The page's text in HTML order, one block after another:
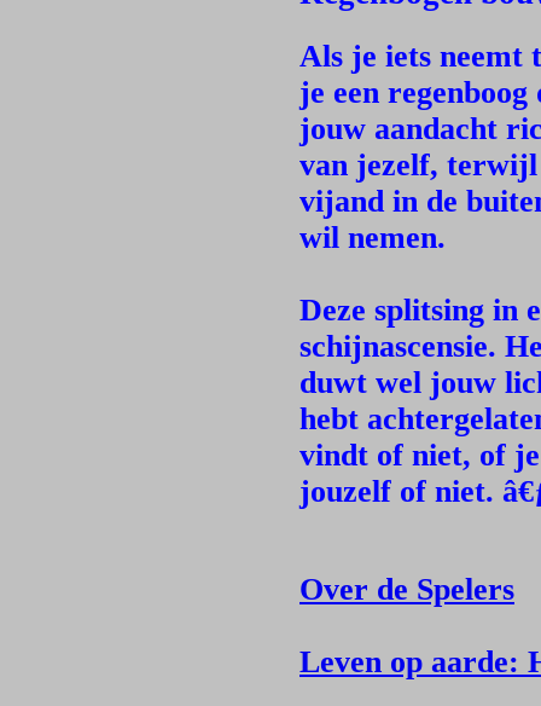
Als je iets neemt
je een
jouw aandacht
van jezelf,
vijand in de
wil nemen.
Deze splitsing in
schijnascensie.
duwt wel jouw
hebt
vindt of niet, of je
jouzelf of niet.
Over de Spelers
Leven op aarde: